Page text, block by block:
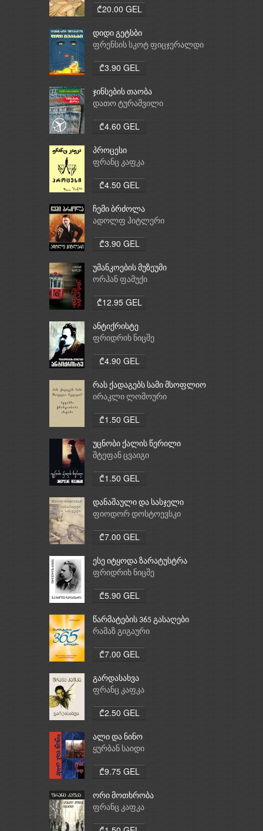
₾20.00 GEL
დიდი გეტსბი
ფრენსის სკოტ ფიცჯერალდი
₾3.90 GEL
ჯინსების თაობა
დათო ტურაშვილი
₾4.60 GEL
პროცესი
ფრანც კაფკა
₾4.50 GEL
ჩემი ბრძოლა
ადოლფ ჰიტლერი
₾3.90 GEL
უმანკოების მუზეუმი
ორჰან ფამუქი
₾12.95 GEL
ანტიქრისტე
ფრიდრიხ ნიცშე
₾4.90 GEL
რას ქადაგებს სამი მსოფლიო
რელიგია: ბუდიზმი,
ირაკლი ლომოური
₾1.50 GEL
უცნობი ქალის წერილი
შტეფან ცვაიგი
₾1.50 GEL
დანაშაული და სასჯელი
ფიოდორ დოსტოევსკი
₾7.00 GEL
ესე იტყოდა ზარატუსტრა
ფრიდრიხ ნიცშე
₾5.90 GEL
წარმატების 365 გასაღები
რამაზ გიგაური
₾7.00 GEL
გარდასახვა
ფრანც კაფკა
₾2.50 GEL
ალი და ნინო
ყურბან საიდი
₾9.75 GEL
ორი მოთხრობა
ფრანც კაფკა